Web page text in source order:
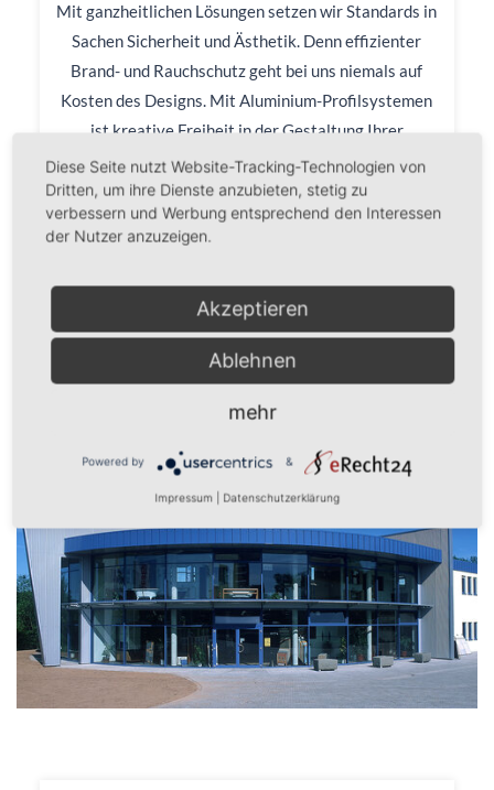
Mit ganzheitlichen Lösungen setzen wir Standards in
Sachen Sicherheit und Ästhetik. Denn effizienter
Brand- und Rauchschutz geht bei uns niemals auf
Kosten des Designs. Mit Aluminium-Profilsystemen
ist kreative Freiheit in der Gestaltung Ihrer
Brandschutzelemente garantiert.
Mehr erfahren
Diese Seite nutzt Website-Tracking-Technologien von
Dritten, um ihre Dienste anzubieten, stetig zu
verbessern und Werbung entsprechend den Interessen
der Nutzer anzuzeigen.
Akzeptieren
Ablehnen
mehr
Powered by &
Impressum Datenschutzerklärung